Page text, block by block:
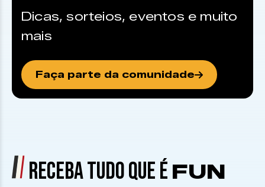
Dicas, sorteios, eventos e muito
mais
Faça parte da comunidade
RECEBA TUDO QUE É FUN